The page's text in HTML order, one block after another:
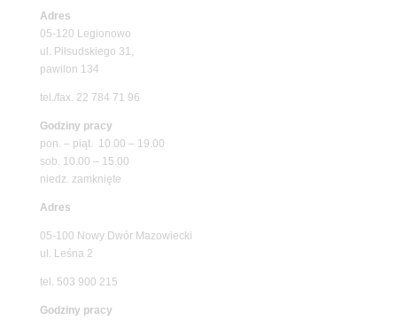
Adres
05-120 Legionowo
ul. Piłsudskiego 31,
pawilon 134
tel./fax. 22 784 71 96
Godziny pracy
pon. – piąt. 10.00 – 19.00
sob. 10.00 – 15.00
niedz. zamknięte
Adres
05-100 Nowy Dwór Mazowiecki
ul. Leśna 2
tel. 503 900 215
Godziny pracy